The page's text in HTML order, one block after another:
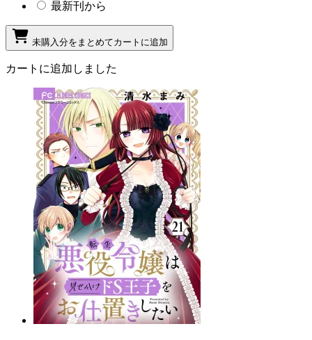
最新刊から
未購入分をまとめてカートに追加
カートに追加しました